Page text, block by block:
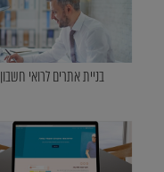
בניית אתרים לרואי חשבון